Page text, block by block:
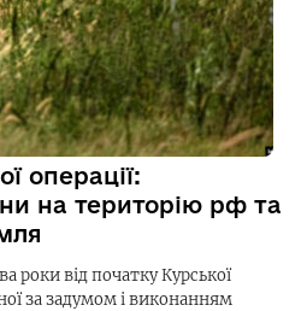
операції:
на територію рф та
роки від початку Курської
за задумом і виконанням